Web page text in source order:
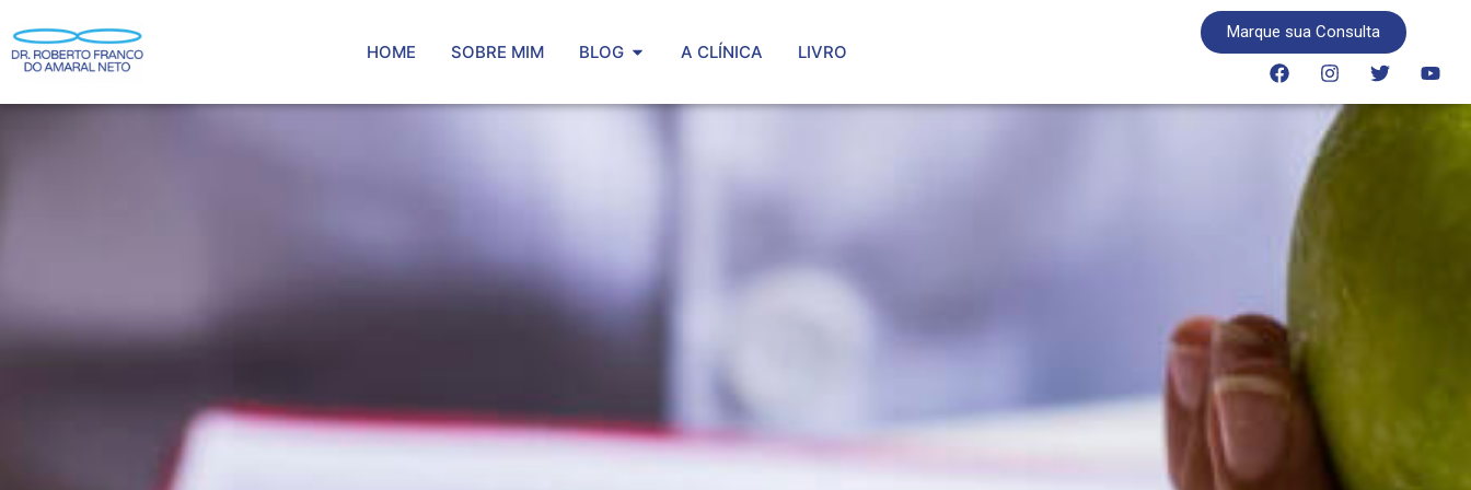
HOME SOBRE MIM BLOG A CLÍNICA LIVRO
Marque sua Consulta